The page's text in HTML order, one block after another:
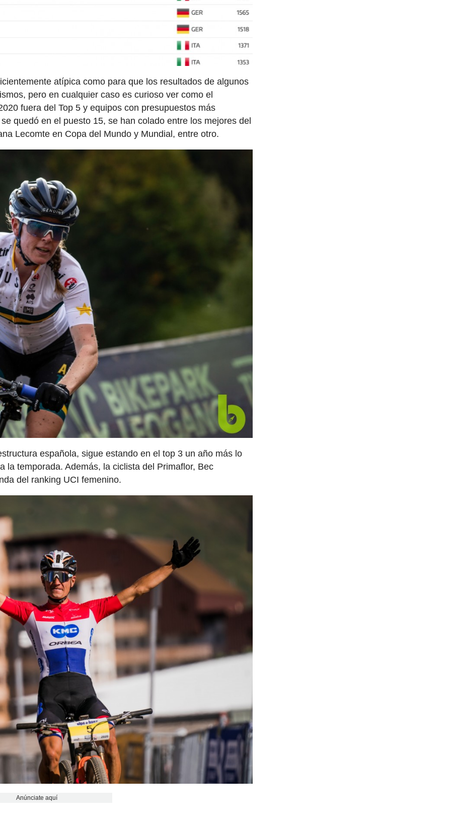
atípica como para que los resultados de algunos
pero en cualquier caso es curioso ver como el
fuera del Top 5 y equipos con presupuestos más
quedó en el puesto 15, se han colado entre los mejores del
Lecomte en Copa del Mundo y Mundial, entre otro.
española, sigue estando en el top 3 un año más lo
la temporada. Además, la ciclista del Primaflor, Bec
del ranking UCI femenino.
Anúnciate aquí